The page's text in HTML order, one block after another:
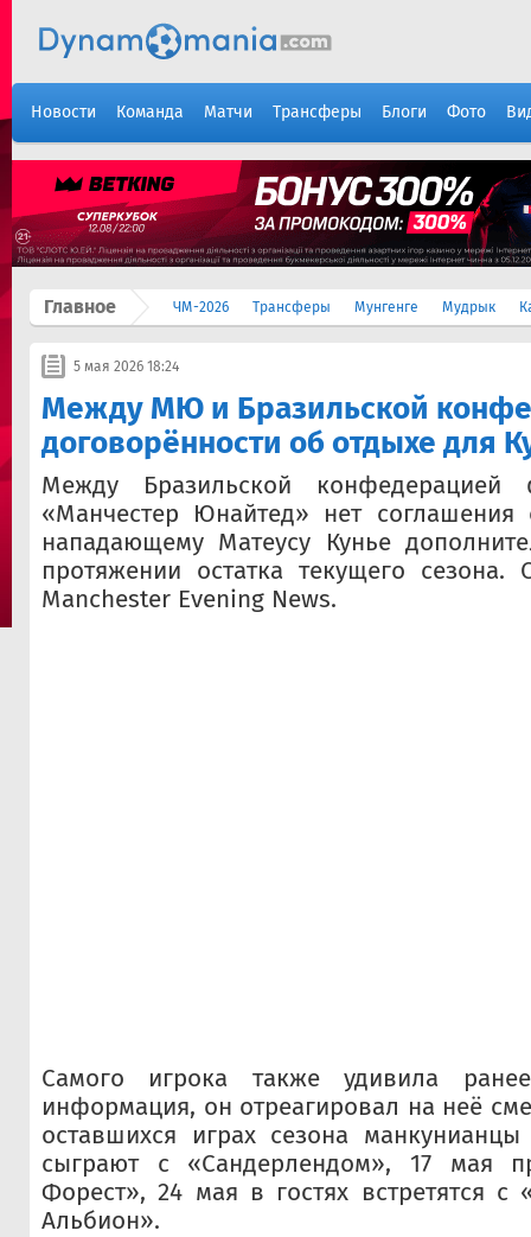
Новости Команда Матчи Трансферы Блоги Фото
Главное ЧМ-2026 Трансферы Мунгенге Мудрык
5 мая 2026 18:24
Между МЮ и Бразильской
договорённости об отдыхе для
Между Бразильской конфедерацией
«Манчестер Юнайтед» нет соглашения
нападающему Матеусу Кунье
протяжении остатка текущего
Manchester Evening News.
Самого игрока также удивила
информация, он отреагировал на неё
оставшихся играх сезона
сыграют с «Сандерлендом», 17 мая
Форест», 24 мая в гостях встретятся с
Альбион».